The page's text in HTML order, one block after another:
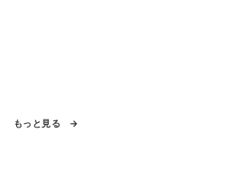
もっと見る